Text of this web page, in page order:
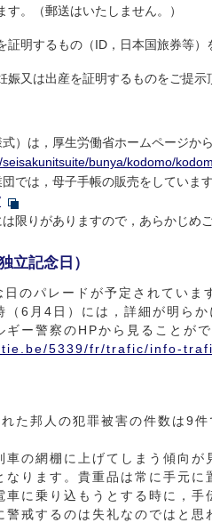
す。（郵送はいたしません。）
証明するもの（ID，日本国旅券等）
娠又は出産を証明するものをご提示
）は，厚生労働省ホームページか
seisakunitsuite/bunya/kodomo/
では，母子手帳の販売をしていま
限りがありますので，あらかじめ
立記念日）
のパレードが予定されてい
（6月4日）には，詳細が明ら
ギー警察のHPから見ることが
5339/fr/trafic/info-
た邦人の犯罪被害の件数は9
の網棚に上げてしまう傾向
なります。貴重品は常に手元に
に乗り込もうとする時に，
警戒するのは失礼なのではと